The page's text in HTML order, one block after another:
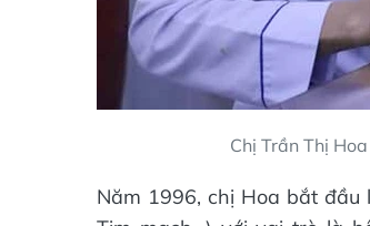
Chị Trần Thị
Năm 1996, chị Hoa bắt đầu